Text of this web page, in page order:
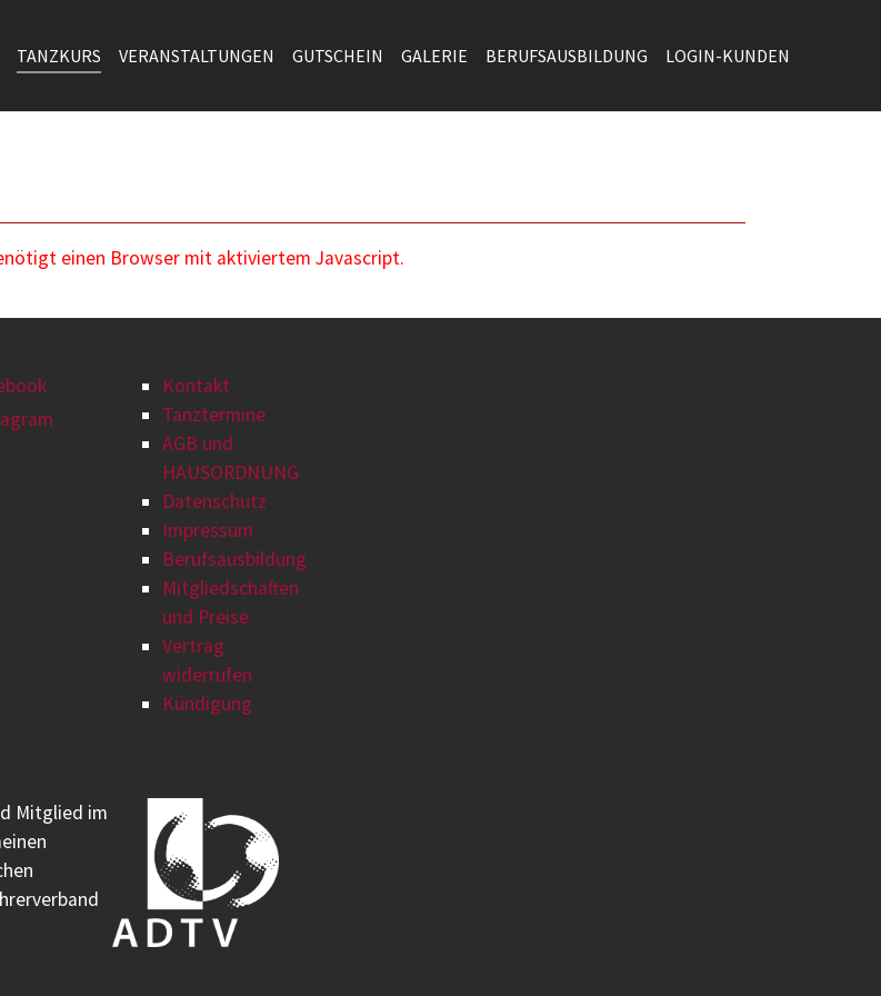
TANZKURS VERANSTALTUNGEN GUTSCHEIN GALERIE BERUFSAUSBILDUNG LOGIN-KUNDEN
einen Browser mit aktiviertem Javascript.
Kontakt
Tanztermine
AGB und
HAUSORDNUNG
Datenschutz
Impressum
Berufsausbildung
Mitgliedschaften
und Preise
Vertrag
widerrufen
Kündigung
Mitglied im